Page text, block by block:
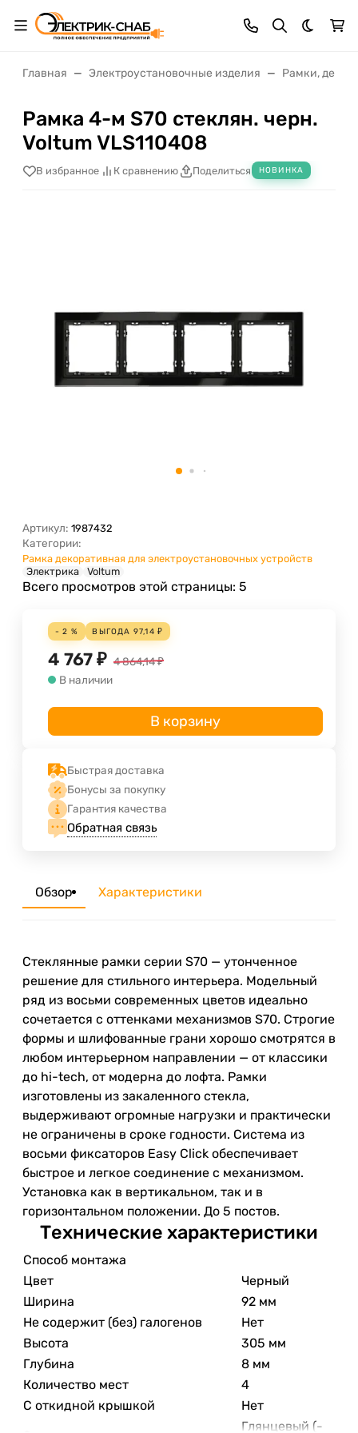
Темная
Главная Электроустановочные изделия Рамки,
Рамка 4-м S70 стеклян. черн.
Voltum VLS110408
В избранное К сравнению Поделиться НОВИНКА
Артикул: 1987432
Категории:
Рамка декоративная для электроустановочных устройств
Электрика
Voltum
Всего просмотров этой страницы: 5
- 2 % ВЫГОДА 97,14 ₽
4 767 ₽ 4 864,14₽
В наличии
В корзину
Быстрая доставка
Бонусы за покупку
Гарантия качества
Обратная связь
Обзор Характеристики
Стеклянные рамки серии S70 — утонченное
решение для стильного интерьера. Модельный
ряд из восьми современных цветов идеально
сочетается с оттенками механизмов S70. Строгие
формы и шлифованные грани хорошо смотрятся в
любом интерьерном направлении — от классики
до hi-tech, от модерна до лофта. Рамки
изготовлены из закаленного стекла,
выдерживают огромные нагрузки и практически
не ограничены в сроке годности. Система из
восьми фиксаторов Easy Click обеспечивает
быстрое и легкое соединение с механизмом.
Установка как в вертикальном, так и в
горизонтальном положении. До 5 постов.
Технические характеристики
Способ монтажа
Цвет
Черный
Ширина
92 мм
Не содержит (без) галогенов
Нет
Высота
305 мм
Глубина
8 мм
Количество мест
4
С откидной крышкой
Нет
Глянцевый (-